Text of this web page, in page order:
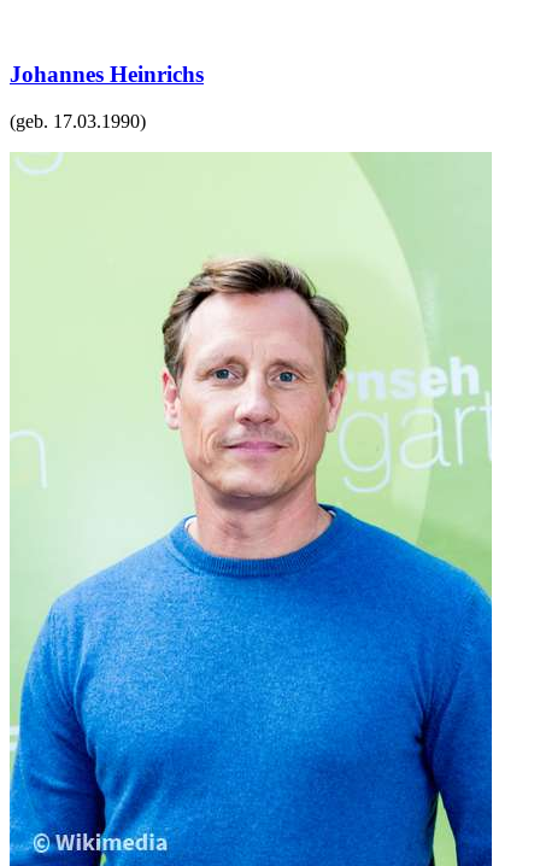
Johannes Heinrichs
(geb. 17.03.1990)